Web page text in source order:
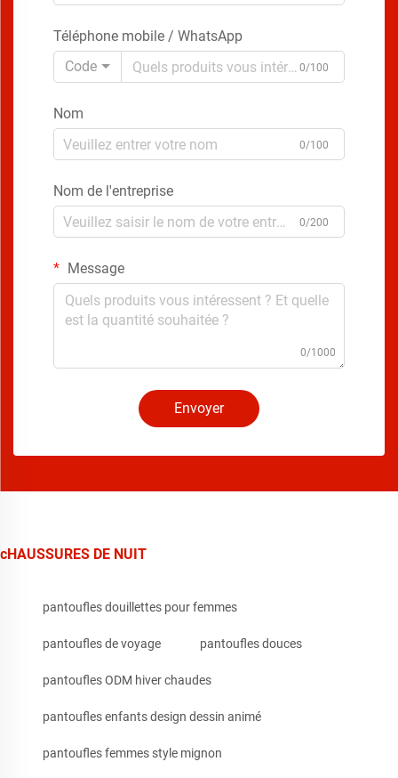
Téléphone mobile / WhatsApp
Code
0/100
Nom
0/100
Nom de l'entreprise
0/200
Message
0/1000
Envoyer
cHAUSSURES DE NUIT
pantoufles douillettes pour femmes
pantoufles de voyage pantoufles douces
pantoufles ODM hiver chaudes
pantoufles enfants design dessin animé
pantoufles femmes style mignon